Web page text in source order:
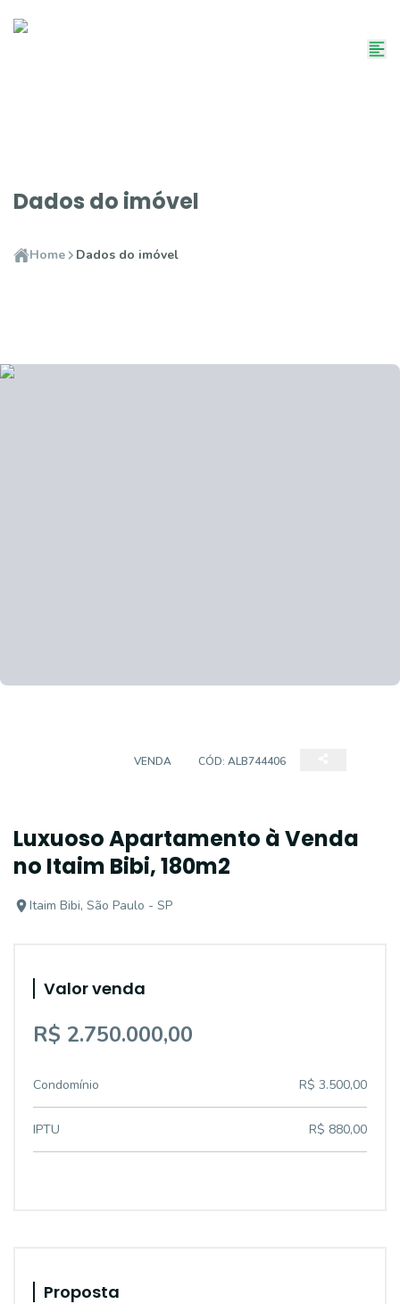
Dados do imóvel
Home Dados do imóvel
VENDA CÓD: ALB744406
Luxuoso Apartamento à Venda
no Itaim Bibi, 180m2
Itaim Bibi, São Paulo - SP
Valor venda
R$ 2.750.000,00
Condomínio R$ 3.500,00
IPTU R$ 880,00
Proposta